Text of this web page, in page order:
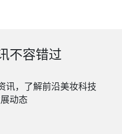
不容错过
讯，了解前沿美妆科技
动态